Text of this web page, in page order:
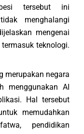
tersebut ini
menghalangi
mengenai
teknologi.
merupakan negara
menggunakan AI
Hal tersebut
memudahkan
pendidikan